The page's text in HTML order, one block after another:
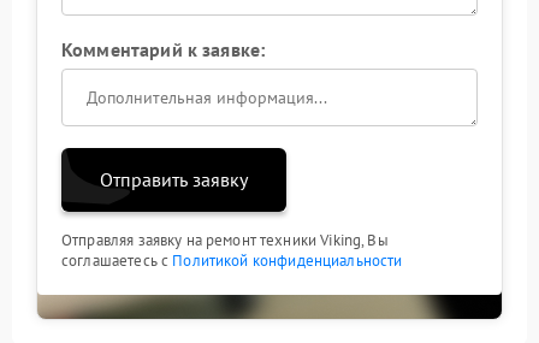
Комментарий к заявке:
Отправить заявку
Отправляя заявку на ремонт техники Viking, Вы
соглашаетесь с Политикой конфиденциальности